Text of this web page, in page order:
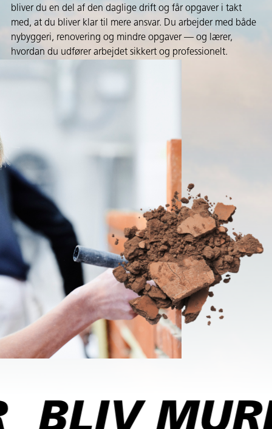
bliver du en del af den daglige drift og får opgaver i takt
med, at du bliver klar til mere ansvar. Du arbejder med både
nybyggeri, renovering og mindre opgaver — og lærer,
hvordan du udfører arbejdet sikkert og professionelt.